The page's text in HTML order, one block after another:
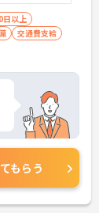
日以上
交通費支給
もらう